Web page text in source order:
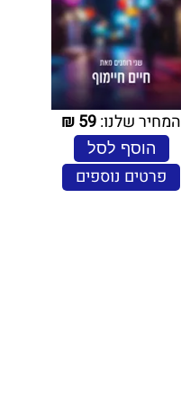
המחיר שלנו:59
₪
הוסף לסל
פרטים נוספים